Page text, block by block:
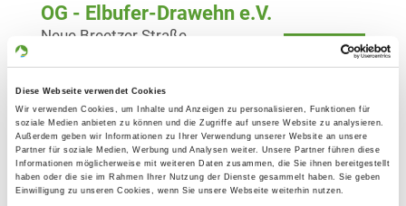
Diese Webseite verwendet Cookies
Wir verwenden Cookies, um Inhalte und Anzeigen zu personalisieren, Funktionen für
soziale Medien anbieten zu können und die Zugriffe auf unsere Website zu analysieren.
Außerdem geben wir Informationen zu Ihrer Verwendung unserer Website an unsere
Partner für soziale Medien, Werbung und Analysen weiter. Unsere Partner führen diese
Informationen möglicherweise mit weiteren Daten zusammen, die Sie ihnen bereitgestellt
haben oder die sie im Rahmen Ihrer Nutzung der Dienste gesammelt haben. Sie geben
Einwilligung zu unseren Cookies, wenn Sie unsere Webseite weiterhin nutzen.
OG - Elbufer-Drawehn e.V.
Details
Neue Breetzer Straße
OG - Elbtalaue
Details
Breeser Weg
29451 Dannenberg